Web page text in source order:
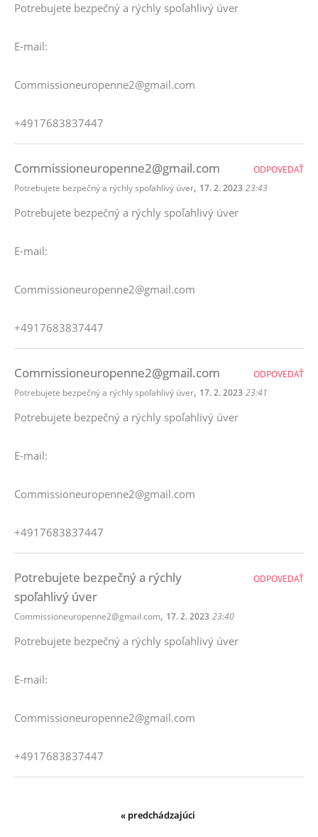
Potrebujete bezpečný a rýchly spoľahlivý úver
E-mail:
Commissioneuropenne2@gmail.com
+4917683837447
Commissioneuropenne2@gmail.com
Potrebujete bezpečný a rýchly spoľahlivý úver, 17. 2. 2023 23:43
Potrebujete bezpečný a rýchly spoľahlivý úver
E-mail:
Commissioneuropenne2@gmail.com
+4917683837447
ODPOVEDAŤ
Commissioneuropenne2@gmail.com
Potrebujete bezpečný a rýchly spoľahlivý úver, 17. 2. 2023 23:41
Potrebujete bezpečný a rýchly spoľahlivý úver
E-mail:
Commissioneuropenne2@gmail.com
+4917683837447
ODPOVEDAŤ
Potrebujete bezpečný a rýchly
spoľahlivý úver
Commissioneuropenne2@gmail.com, 17. 2. 2023 23:40
Potrebujete bezpečný a rýchly spoľahlivý úver
E-mail:
Commissioneuropenne2@gmail.com
+4917683837447
ODPOVEDAŤ
« predchádzajúci